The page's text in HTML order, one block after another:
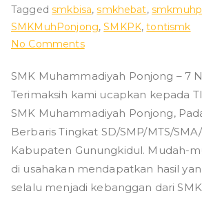
Taggedsmkbisa,smkhebat,
SMKMuhPonjong,SMKPK,tontismk
No Commentson
TONTI
SMK
Muhammadiyah
Ponjong
SMK Muhammadiyah Ponjong – 7
Terimaksih kami ucapkan kepada
SMK Muhammadiyah Ponjong,
Berbaris Tingkat SD/SMP/MTS/
Kabupaten Gunungkidul. Mudah-
di usahakan mendapatkan hasil
selalu menjadi kebanggan dari